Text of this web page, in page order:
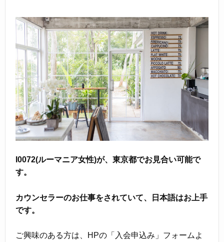
I0072(ルーマニア女性)が、東京都でお見合い可能で
す。
カウンセラーのお仕事をされていて、日本語はお上手
です。
ご興味のある方は、HPの「入会申込み」フォームよ